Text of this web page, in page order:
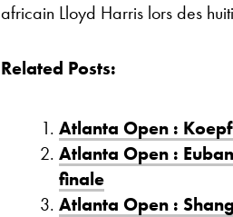
africain Lloyd Harris lors des
Related Posts:
Atlanta Open :
Atlanta Open :
finale
Atlanta Open :